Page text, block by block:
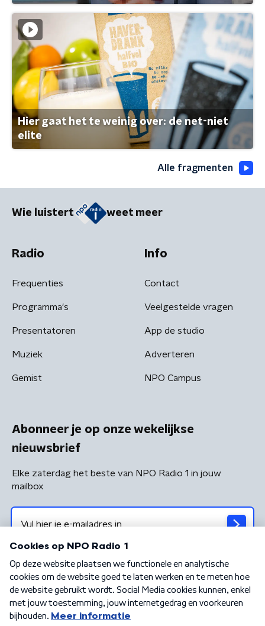
Hier gaat het te weinig over: de net-niet
elite
Alle fragmenten
Wie luistert weet meer
Radio
Frequenties
Programma's
Presentatoren
Muziek
Gemist
Info
Contact
Veelgestelde vragen
App de studio
Adverteren
NPO Campus
Abonneer je op onze wekelijkse
nieuwsbrief
Elke zaterdag het beste van NPO Radio 1 in jouw
mailbox
Algemene voorwaarden Privacybeleid